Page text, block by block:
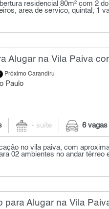
residencial 80m² com 2
area de servico, quintal, 1
Alugar na Vila Paiva
Próximo Carandiru
Paulo
- suíte 6 vagas
no vila paiva, com
02 ambientes no andar térreo
para Alugar na Vila